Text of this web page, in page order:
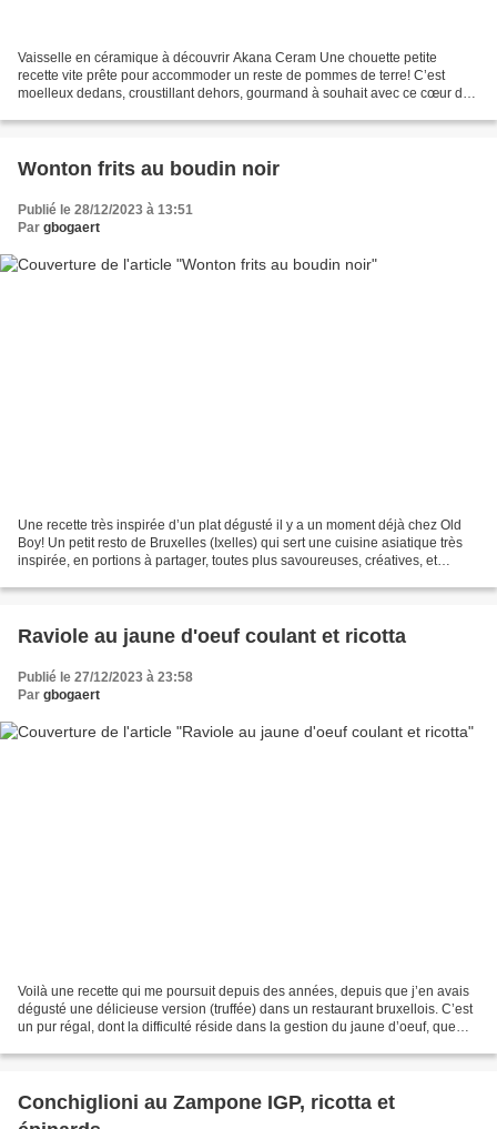
Vaisselle en céramique à découvrir Akana Ceram Une chouette petite
recette vite prête pour accommoder un reste de pommes de terre! C’est
moelleux dedans, croustillant dehors, gourmand à souhait avec ce cœur de
Wonton frits au boudin noir
Publié le 28/12/2023 à 13:51
Par gbogaert
Une recette très inspirée d’un plat dégusté il y a un moment déjà chez Old
Boy! Un petit resto de Bruxelles (Ixelles) qui sert une cuisine asiatique très
inspirée, en portions à partager, toutes plus savoureuses, créatives, et
Raviole au jaune d'oeuf coulant et ricotta
Publié le 27/12/2023 à 23:58
Par gbogaert
Voilà une recette qui me poursuit depuis des années, depuis que j’en avais
dégusté une délicieuse version (truffée) dans un restaurant bruxellois. C’est
un pur régal, dont la difficulté réside dans la gestion du jaune d’oeuf, que
Conchiglioni au Zampone IGP, ricotta et